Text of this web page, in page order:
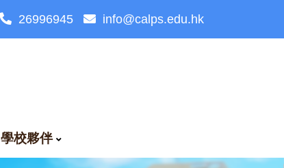
26996945 info@calps.edu.hk
學校夥伴